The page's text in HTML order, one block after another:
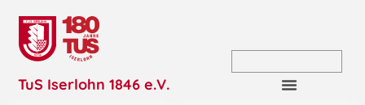
TuS Iserlohn 1846 e.V.